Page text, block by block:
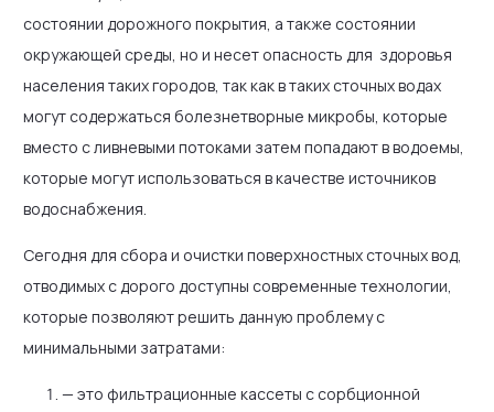
состоянии дорожного покрытия, а также состоянии
окружающей среды, но и несет опасность для здоровья
населения таких городов, так как в таких сточных водах
могут содержаться болезнетворные микробы, которые
вместо с ливневыми потоками затем попадают в водоемы,
которые могут использоваться в качестве источников
водоснабжения.
Сегодня для сбора и очистки поверхностных сточных вод,
отводимых с дорого доступны современные технологии,
которые позволяют решить данную проблему с
минимальными затратами:
— это фильтрационные кассеты с сорбционной